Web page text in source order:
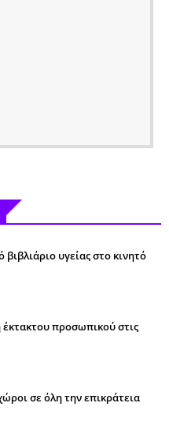
υγείας στο κινητό
προσωπικού στις
σε όλη την επικράτεια